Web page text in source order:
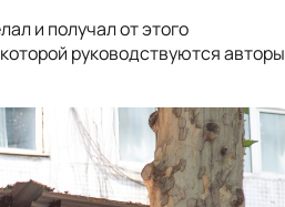
и получал от этого
руководствуются авторы